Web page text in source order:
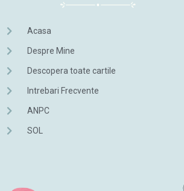
Acasa
Despre Mine
Descopera toate cartile
Intrebari Frecvente
ANPC
SOL